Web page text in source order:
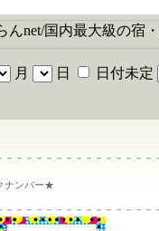
－－－－－－－－－－－－－－
ナンバー★
－－－－－－－－－－－－－－